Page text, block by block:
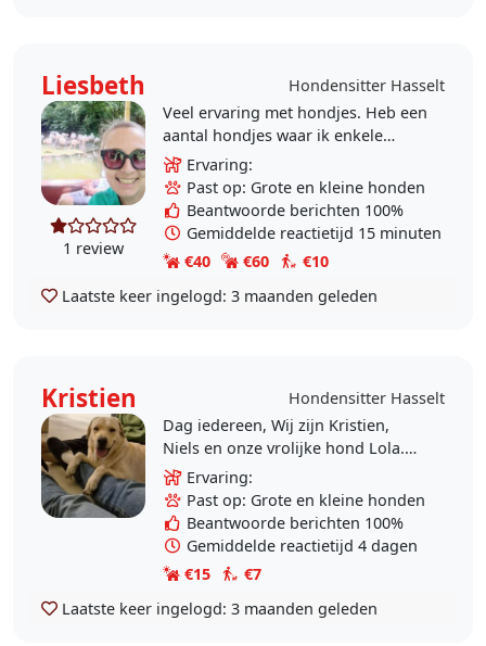
Liesbeth Hondensitter Hasselt
1 review
Veel ervaring met hondjes. Heb een
aantal hondjes waar ik enkele
dagen in de week mee ga wandelen
.Zelf heb ik ook altijd hondjes
gehad. ❤️
Ervaring:
Past op: Grote en kleine honden
Beantwoorde berichten 100%
Gemiddelde reactietijd 15 minuten
€40
€60
€10
Laatste keer ingelogd: 3 maanden geleden
Kristien
Hondensitter Hasselt
Dag iedereen, Wij zijn Kristien,
Niels en onze vrolijke hond Lola.
We vinden het heerlijk om tijd door
te brengen met honden en willen
graag jouw..
Ervaring:
Past op: Grote en kleine honden
Beantwoorde berichten 100%
Gemiddelde reactietijd 4 dagen
€15
€7
Laatste keer ingelogd: 3 maanden geleden